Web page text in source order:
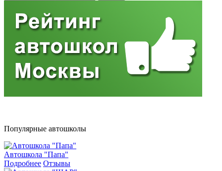
Популярные автошколы
Автошкола "Папа"
Подробнее Отзывы